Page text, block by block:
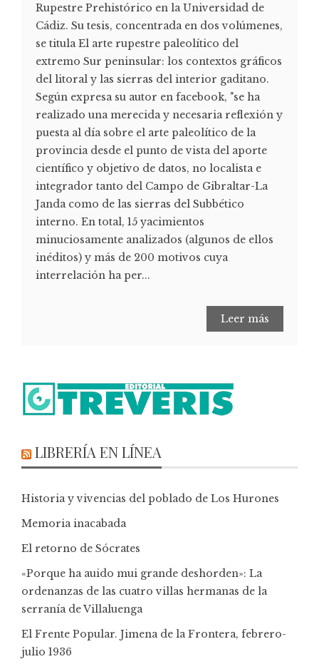
Rupestre Prehistórico en la Universidad de
Cádiz. Su tesis, concentrada en dos volúmenes,
se titula El arte rupestre paleolítico del
extremo Sur peninsular: los contextos gráficos
del litoral y las sierras del interior gaditano.
Según expresa su autor en facebook, "se ha
realizado una merecida y necesaria reflexión y
puesta al día sobre el arte paleolítico de la
provincia desde el punto de vista del aporte
científico y objetivo de datos, no localista e
integrador tanto del Campo de Gibraltar-La
Janda como de las sierras del Subbético
interno. En total, 15 yacimientos
minuciosamente analizados (algunos de ellos
inéditos) y más de 200 motivos cuya
interrelación ha per...
Leer más
LIBRERÍA EN LÍNEA
Historia y vivencias del poblado de Los Hurones
Memoria inacabada
El retorno de Sócrates
«Porque ha auido mui grande deshorden»: La
ordenanzas de las cuatro villas hermanas de la
serranía de Villaluenga
El Frente Popular. Jimena de la Frontera, febrero-
julio 1936